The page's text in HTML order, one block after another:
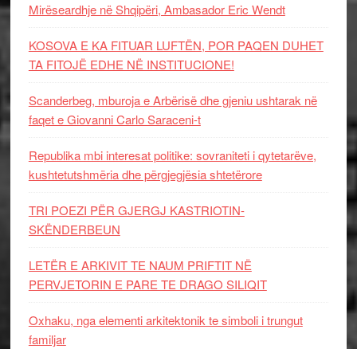
Mirëseardhje në Shqipëri, Ambasador Eric Wendt
KOSOVA E KA FITUAR LUFTËN, POR PAQEN DUHET
TA FITOJË EDHE NË INSTITUCIONE!
Scanderbeg, mburoja e Arbërisë dhe gjeniu ushtarak në
faqet e Giovanni Carlo Saraceni-t
Republika mbi interesat politike: sovraniteti i qytetarëve,
kushtetutshmëria dhe përgjegjësia shtetërore
TRI POEZI PËR GJERGJ KASTRIOTIN-
SKËNDERBEUN
LETËR E ARKIVIT TE NAUM PRIFTIT NË
PERVJETORIN E PARE TE DRAGO SILIQIT
Oxhaku, nga elementi arkitektonik te simboli i trungut
familjar